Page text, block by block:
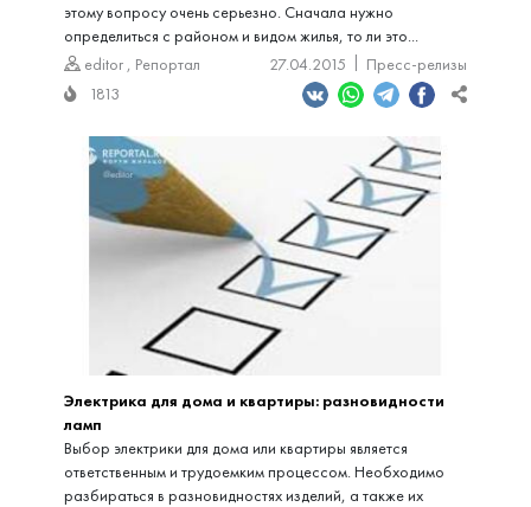
этому вопросу очень серьезно. Сначала нужно
определиться с районом и видом жилья, то ли это...
editor , Репортал 27.04.2015
Пресс-релизы
1813
Электрика для дома и квартиры: разновидности
ламп
Выбор электрики для дома или квартиры является
ответственным и трудоемким процессом. Необходимо
разбираться в разновидностях изделий, а также их